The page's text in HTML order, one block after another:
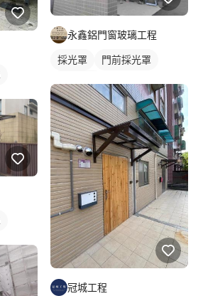
永鑫鋁門窗玻璃工程
採光罩
門前採光罩
冠城工程